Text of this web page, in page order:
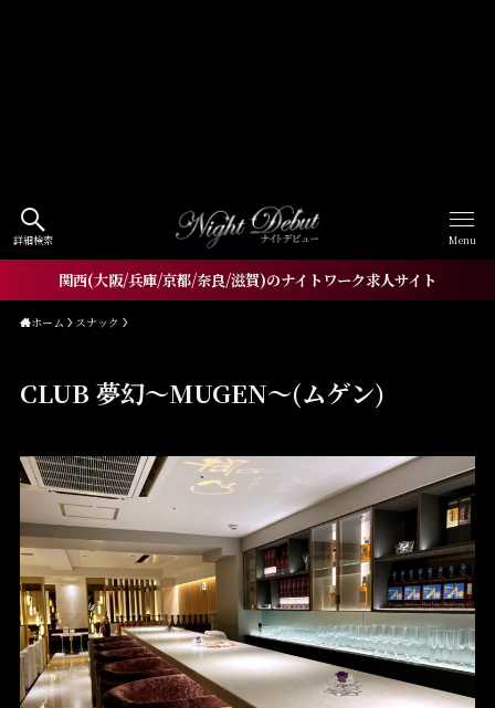
詳細検索 Menu
関西(大阪/兵庫/京都/奈良/滋賀)のナイトワーク求人サイト
ホーム スナック
CLUB 夢幻〜MUGEN〜(ムゲン)